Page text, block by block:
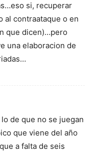
si, recuperar
al contraataque o en
que dicen)…pero
una elaboracion de
de que no se juegan
que viene del año
a falta de seis